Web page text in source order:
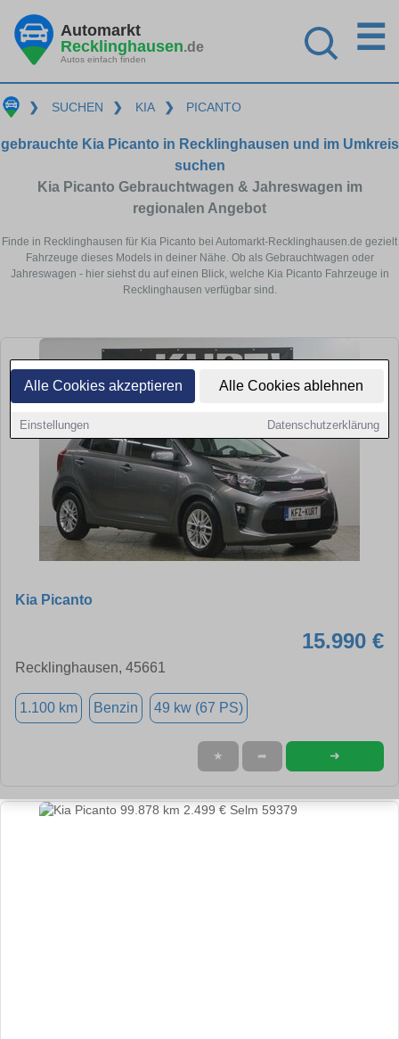
Alle Cookies akzeptieren Alle Cookies ablehnen
Einstellungen Datenschutzerklärung
Automarkt
Recklinghausen.de
Autos einfach finden
☰
❯ SUCHEN ❯ KIA ❯ PICANTO
gebrauchte Kia Picanto in Recklinghausen und im Umkreis
suchen
Kia Picanto Gebrauchtwagen & Jahreswagen im
regionalen Angebot
Finde in Recklinghausen für Kia Picanto bei Automarkt-Recklinghausen.de gezielt
Fahrzeuge dieses Models in deiner Nähe. Ob als Gebrauchtwagen oder
Jahreswagen - hier siehst du auf einen Blick, welche Kia Picanto Fahrzeuge in
Recklinghausen verfügbar sind.
Kia Picanto
15.990 €
Recklinghausen, 45661
1.100 km Benzin 49 kw (67 PS)
★ ➦ ➜